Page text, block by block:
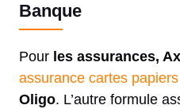
Banque
Pour les assurances,
assurance cartes papiers
Oligo. L’autre formule